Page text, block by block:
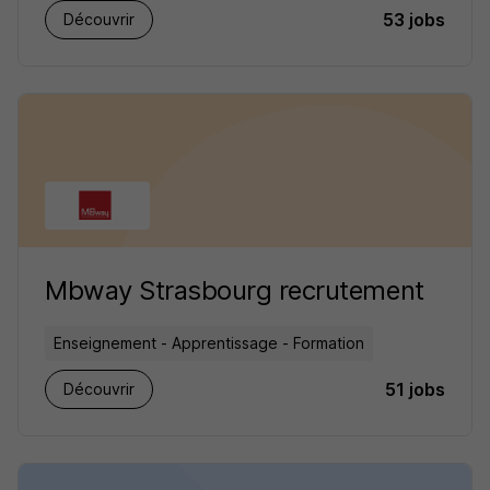
Découvrir 53 jobs
Mbway Strasbourg recrutement
Enseignement - Apprentissage - Formation
Découvrir 51 jobs